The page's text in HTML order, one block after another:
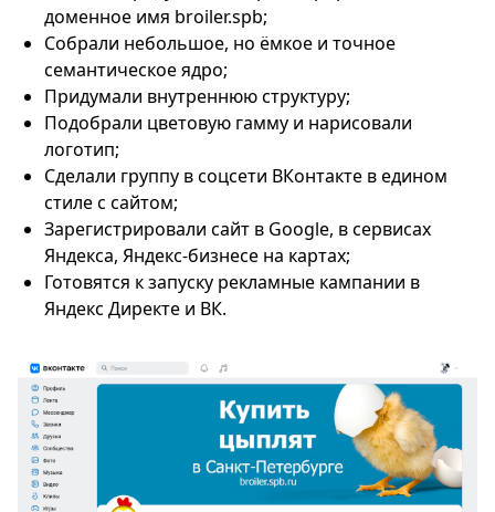
доменное имя broiler.spb;
Собрали небольшое, но ёмкое и точное
семантическое ядро;
Придумали внутреннюю структуру;
Подобрали цветовую гамму и нарисовали
логотип;
Сделали группу в соцсети ВКонтакте в едином
стиле с сайтом;
Зарегистрировали сайт в Google, в сервисах
Яндекса, Яндекс-бизнесе на картах;
Готовятся к запуску рекламные кампании в
Яндекс Директе и ВК.